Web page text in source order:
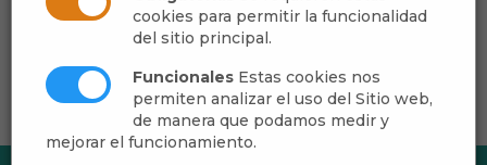
cookies para permitir la funcionalidad
del sitio principal.
Funcionales Estas cookies nos
permiten analizar el uso del Sitio web,
de manera que podamos medir y
mejorar el funcionamiento.